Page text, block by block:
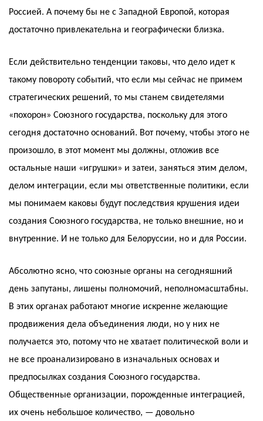
Россией. А почему бы не с Западной Европой, которая
достаточно привлекательна и географически близка.
Если действительно тенденции таковы, что дело идет к
такому повороту событий, что если мы сейчас не примем
стратегических решений, то мы станем свидетелями
«похорон» Союзного государства, поскольку для этого
сегодня достаточно оснований. Вот почему, чтобы этого не
произошло, в этот момент мы должны, отложив все
остальные наши «игрушки» и затеи, заняться этим делом,
делом интеграции, если мы ответственные политики, если
мы понимаем каковы будут последствия крушения идеи
создания Союзного государства, не только внешние, но и
внутренние. И не только для Белоруссии, но и для России.
Абсолютно ясно, что союзные органы на сегодняшний
день запутаны, лишены полномочий, неполномасштабны.
В этих органах работают многие искренне желающие
продвижения дела объединения люди, но у них не
получается это, потому что не хватает политической воли и
не все проанализировано в изначальных основах и
предпосылках создания Союзного государства.
Общественные организации, порожденные интеграцией,
их очень небольшое количество, — довольно